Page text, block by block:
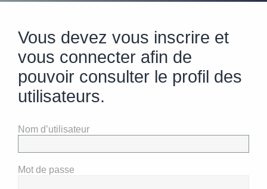
Vous devez vous inscrire et
vous connecter afin de
pouvoir consulter le profil des
utilisateurs.
Nom d’utilisateur
Mot de passe